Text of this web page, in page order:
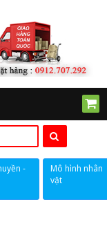
-
Mô hình nhân
vật